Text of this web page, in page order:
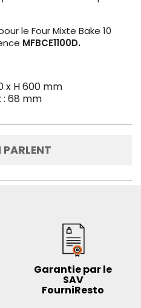
le Four Mixte Bake 10
MFBCE1100D.
x H 600 mm
: 68 mm
PARLENT
Garantie par le
SAV
FourniResto